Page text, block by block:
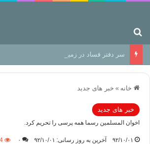
سر دفتر فساد در زمین‌، دوری وکناره‌گیری از
خانه » خبر های جدید
خبر های جدید
اخوان المسلمین رسما همه پرسی را تحریم کرد.
۹۲/۱۰/۰۱ آخرین به روز رسانی: ۹۲/۱۰/۰۱ ۰